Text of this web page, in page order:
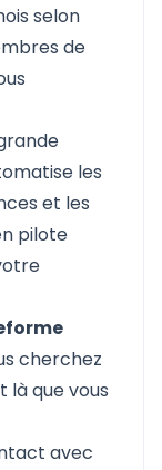
selon
de
les
et les
pilote
cherchez
là que vous
avec